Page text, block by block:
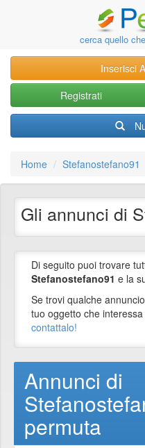
cerca quello
Inserisci
Registrati
Home Stefanostefano91
Gli annunci di
Di seguito puoi trovare
Stefanostefano91 e la
Se trovi qualche
tuo oggetto che
contattalo!
Annunci di
permuta